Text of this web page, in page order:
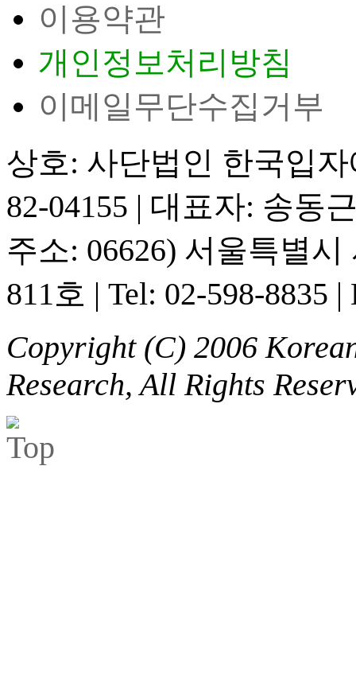
이용약관
개인정보처리방침
이메일무단수집거부
상호: 사단법인 한국입
82-04155 | 대표자: 송동
주소: 06626) 서울특별
811호 | Tel: 02-598-8835 |
Copyright (C) 2006
Research, All Rights